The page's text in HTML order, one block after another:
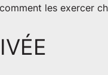
les exercer